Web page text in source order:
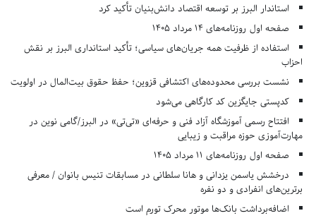
استاندار البرز بر توسعه اقتصاد دانش‌بنیان تأکید کرد
صفحه اول روزنامه‌های 14 مرداد 1405
استفاده از ظرفیت همه جریان‌های سیاسی؛ تأکید استانداری البرز بر نقش
احزاب
نشست بررسی محدوده‌های اکتشافی قزوین؛ حفظ حقوق بیت‌المال در اولویت
کدپستی جایگزین کد کارگاهی می‌شود
افتتاح رسمی آموزشگاه آزاد فنی و حرفه‌ای «تی‌تی» در البرز/گامی نوین در
مهارت‌آموزی حوزه مراقبت و زیبایی
صفحه اول روزنامه‌های 11 مرداد 1405
درخشش یاسمن یزدانی و هانا سلطانی در مسابقات تنیس بانوان / معرفی
برترین‌های انفرادی و دو نفره
اضافه‌برداشت بانک‌ها موتور محرک تورم است